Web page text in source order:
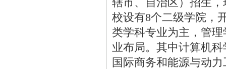
校设有8个二级学院，
类学科专业为主，管
业布局。其中计算机
国际商务和能源与动